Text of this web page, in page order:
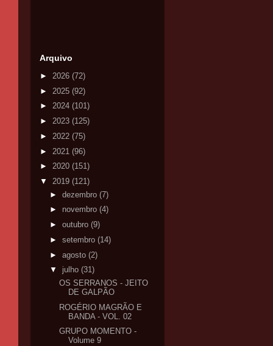
Arquivo
► 2026 (72)
► 2025 (92)
► 2024 (101)
► 2023 (125)
► 2022 (75)
► 2021 (96)
► 2020 (151)
▼ 2019 (121)
► dezembro (7)
► novembro (4)
► outubro (9)
► setembro (14)
► agosto (2)
▼ julho (31)
OS SERRANOS - JEITO
DE GALPÃO
ROGÉRIO MAGRÃO E
BANDA - VOL. 02
GRUPO MOMENTO -
Volume 9